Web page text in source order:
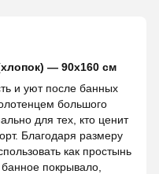
— 90х160 см
и уют после банных
большого
для тех, кто ценит
Благодаря размеру
как простынь
покрывало,